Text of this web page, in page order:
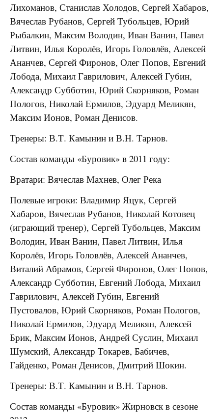
Лихоманов, Станислав Холодов, Сергей Хабаров,
Вячеслав Рубанов, Сергей Тубольцев, Юрий
Рыбалкин, Максим Володин, Иван Ванин, Павел
Литвин, Илья Королёв, Игорь Головлёв, Алексей
Ананчев, Сергей Фиронов, Олег Попов, Евгений
Лобода, Михаил Гаврилович, Алексей Губин,
Александр Субботин, Юрий Скорняков, Роман
Пологов, Николай Ермилов, Эдуард Меликян,
Максим Ионов, Роман Денисов.
Тренеры: В.Т. Камынин и В.Н. Тарнов.
Состав команды «Буровик» в 2011 году:
Вратари: Вячеслав Махнев, Олег Река
Полевые игроки: Владимир Яцук, Сергей
Хабаров, Вячеслав Рубанов, Николай Котовец
(играющий тренер), Сергей Тубольцев, Максим
Володин, Иван Ванин, Павел Литвин, Илья
Королёв, Игорь Головлёв, Алексей Ананчев,
Виталий Абрамов, Сергей Фиронов, Олег Попов,
Александр Субботин, Евгений Лобода, Михаил
Гаврилович, Алексей Губин, Евгений
Пустовалов, Юрий Скорняков, Роман Пологов,
Николай Ермилов, Эдуард Меликян, Алексей
Брик, Максим Ионов, Андрей Суслин, Михаил
Шумский, Александр Токарев, Бабичев,
Гайденко, Роман Денисов, Дмитрий Шокин.
Тренеры: В.Т. Камынин и В.Н. Тарнов.
Состав команды «Буровик» Жирновск в сезоне